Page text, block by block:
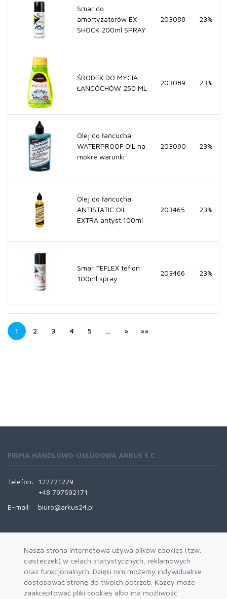
Nasza strona internetowa używa plików cookies (tzw.
ciasteczek) w celach statystycznych, reklamowych
oraz funkcjonalnych. Dzięki nim możemy indywidualnie
dostosować stronę do twoich potrzeb. Każdy może
zaakceptować pliki cookies albo ma możliwość
Smar do
amortyzatorów EX
SHOCK 200ml SPRAY
203088 23%
ŚRODEK DO MYCIA
ŁAŃCÓCHÓW 250 ML
203089 23%
Olej do łańcucha
WATERPROOF OIL na
mokre warunki
203090 23%
Olej do łańcucha
ANTISTATIC OIL
EXTRA antyst.100ml
203465 23%
Smar TEFLEX teflon
100ml spray
203466 23%
1 2 3 4 5 … » »»
FIRMA HANDLOWO-USŁUGOWA ARKUS S.C
Telefon:
122721229
+48 797592171
E-mail:
biuro@arkus24.pl
Kontakt
Trasy Dostaw
REGULAMINY